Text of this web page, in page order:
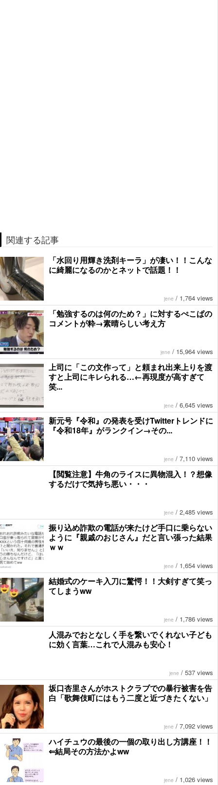
関連する記事
「水回り用輝き洗剤キーラ」が凄い！！こんな
に綺麗になるのかとネットで話題！！
jene / 1,764 views
「勉強するのは何のため？」に対するぺこぱの
コメントが粋→素晴らしい考え方
jene / 15,964 views
上司に「この文作って」と頼まれ出来上りを渡
すと上司にキレられる…←再現度が高すぎて
笑...
jene / 6,645 views
新元号『令和』の発表を受けTwitterトレンドに
『令和18年』がランクイン→その...
jene / 7,110 views
【閲覧注意】牛角のライスに異物混入！？想像
するだけで気持ち悪い・・・
jene / 2,485 views
振り込め詐欺の電話が来たけど手口に乗らない
ように『親戚のおじさん』だと言い張った結果
ｗｗ
jene / 1,654 views
結婚式のケーキ入刀に驚愕！！大剣すぎて笑っ
てしまうww
jene / 1,786 views
人混みでおとなしく手を繋いでくれない子ども
に効く言葉…これで人混みも安心！
jene / 537 views
坂口杏里さんがホストクラブでの暴行被害を告
白「歌舞伎町にはもう二度と近づきたくない」
jene / 7,092 views
ハイチュウの最後の一個の取り出し方講座！！
⇐結局その方法かよww
jene / 1,026 views